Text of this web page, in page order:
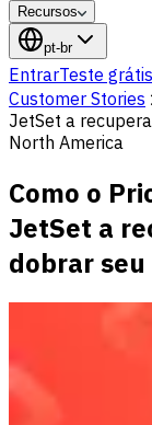
Recursos
pt-br
EntrarTeste grátis
Customer Stories
JetSet a
North America
Como o
JetSet a
dobrar